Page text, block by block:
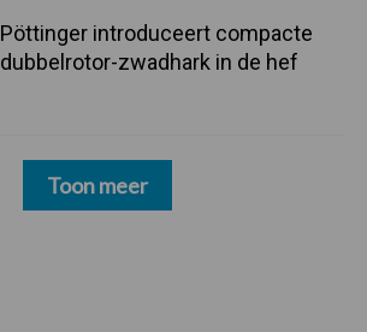
Pöttinger introduceert compacte
dubbelrotor-zwadhark in de hef
Toon meer